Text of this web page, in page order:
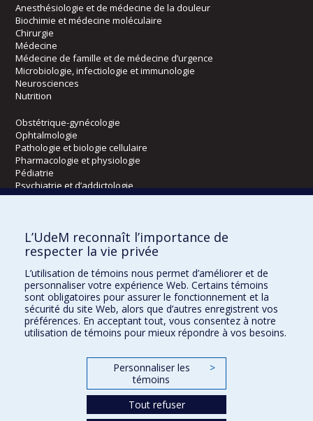
Anesthésiologie et de médecine de la douleur
Biochimie et médecine moléculaire
Chirurgie
Médecine
Médecine de famille et de médecine d’urgence
Microbiologie, infectiologie et immunologie
Neurosciences
Nutrition
Obstétrique-gynécologie
Ophtalmologie
Pathologie et biologie cellulaire
Pharmacologie et physiologie
Pédiatrie
Psychiatrie et d’addictologie
Radiologie, radio-oncologie et médecine nucléaire
Écoles
Orthophonie et audiologie
Réadaptation
Directions
L’UdeM reconnaît l’importance de
respecter la vie privée
L’utilisation de témoins nous permet d’améliorer et de
personnaliser votre expérience Web. Certains témoins
sont obligatoires pour assurer le fonctionnement et la
sécurité du site Web, alors que d’autres enregistrent vos
préférences. En acceptant tout, vous consentez à notre
utilisation de témoins pour mieux répondre à vos besoins.
Personnaliser les
témoins
>
Tout refuser